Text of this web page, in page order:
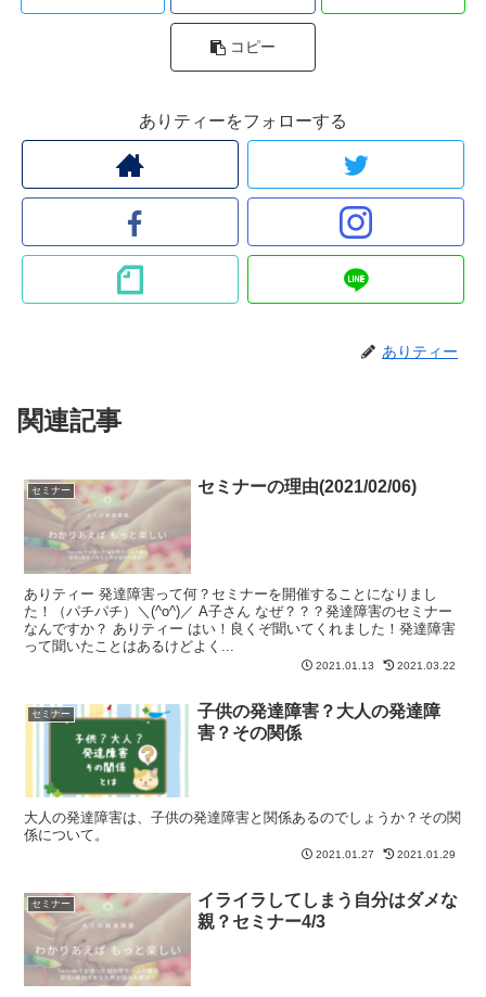
コピー
ありティーをフォローする
ありティー
関連記事
セミナー セミナーの理由(2021/02/06)
ありティー 発達障害って何？セミナーを開催することになりまし
た！（パチパチ）＼(^o^)／ A子さん なぜ？？？発達障害のセミナー
なんですか？ ありティー はい！良くぞ聞いてくれました！発達障害
って聞いたことはあるけどよく...
2021.01.13 2021.03.22
セミナー
子供の発達障害？大人の発達障
害？その関係
大人の発達障害は、子供の発達障害と関係あるのでしょうか？その関
係について。
2021.01.27 2021.01.29
セミナー
イライラしてしまう自分はダメな
親？セミナー4/3